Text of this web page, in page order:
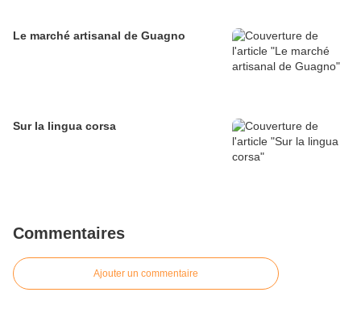
Le marché artisanal de Guagno
Sur la lingua corsa
Commentaires
Ajouter un commentaire